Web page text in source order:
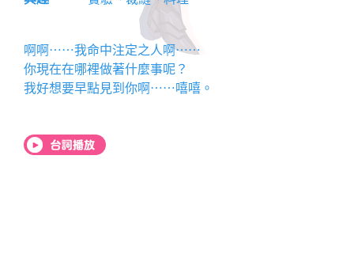
啊啊⋯⋯我命中注定之人啊⋯⋯
你現在在哪裡做著什麼事呢？
我好想要早點見到你啊⋯⋯嘻嘻。
台詞播放